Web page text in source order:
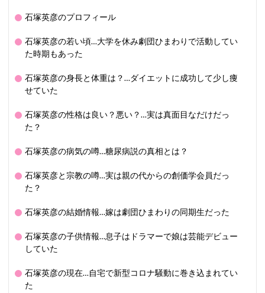
石塚英彦のプロフィール
石塚英彦の若い頃…大学を休み劇団ひまわりで活動してい
た時期もあった
石塚英彦の身長と体重は？…ダイエットに成功して少し痩
せていた
石塚英彦の性格は良い？悪い？…実は真面目なだけだっ
た？
石塚英彦の病気の噂…糖尿病説の真相とは？
石塚英彦と宗教の噂…実は親の代からの創価学会員だっ
た？
石塚英彦の結婚情報…嫁は劇団ひまわりの同期生だった
石塚英彦の子供情報…息子はドラマーで娘は芸能デビュー
していた
石塚英彦の現在…自宅で新型コロナ騒動に巻き込まれてい
た